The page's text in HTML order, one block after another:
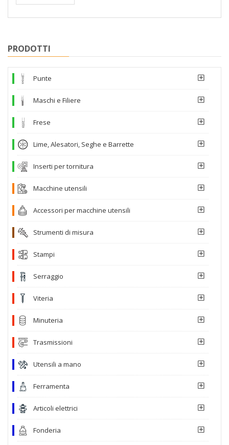
PRODOTTI
Punte
Maschi e Filiere
Frese
Lime, Alesatori, Seghe e Barrette
Inserti per tornitura
Macchine utensili
Accessori per macchine utensili
Strumenti di misura
Stampi
Serraggio
Viteria
Minuteria
Trasmissioni
Utensili a mano
Ferramenta
Articoli elettrici
Fonderia